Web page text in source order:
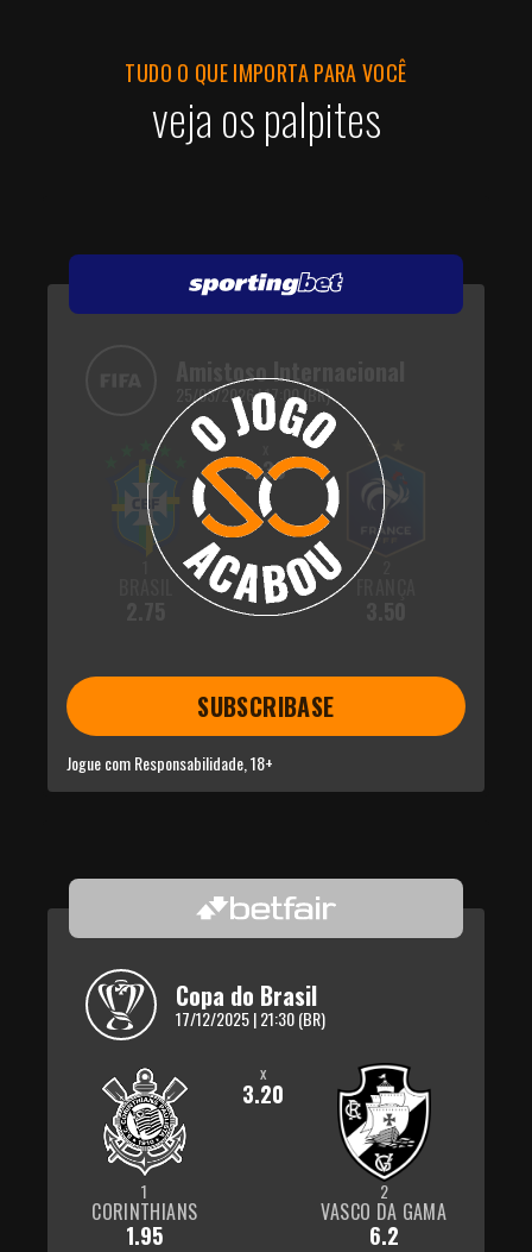
TUDO O QUE IMPORTA PARA VOCÊ
veja os palpites
Amistoso Internacional
25/03/2026 | 17:00 (BR)
2.30
SUBSCRIBASE
Jogue com Responsabilidade, 18+
Copa do Brasil
17/12/2025 | 21:30 (BR)
1
CORINTHIANS
1.95
x
3.20
2
VASCO DA GAMA
6.2